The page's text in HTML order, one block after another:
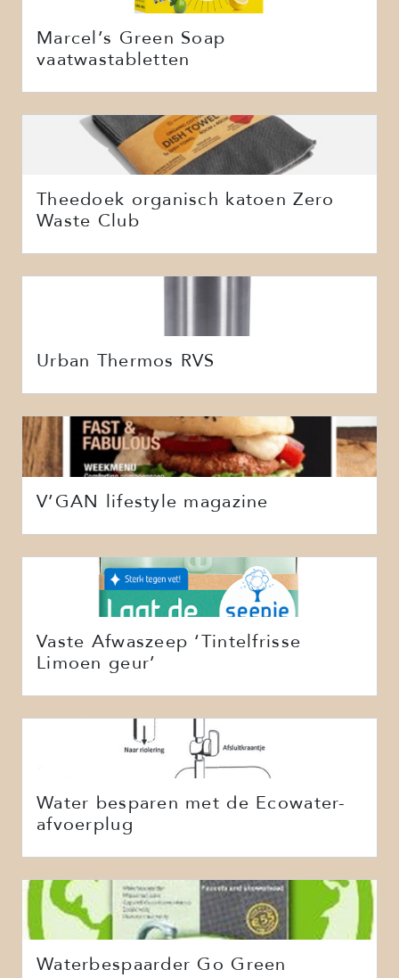
Marcel’s Green Soap
vaatwastabletten
Theedoek organisch katoen Zero
Waste Club
Urban Thermos RVS
V’GAN lifestyle magazine
Vaste Afwaszeep ‘Tintelfrisse
Limoen geur’
Water besparen met de Ecowater-
afvoerplug
Waterbespaarder Go Green